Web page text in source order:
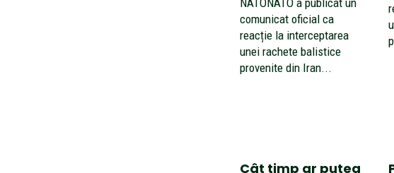
NATONATO a publicat un
comunicat oficial ca
reacție la interceptarea
unei rachete balistice
provenite din Iran...
Cât timp ar putea